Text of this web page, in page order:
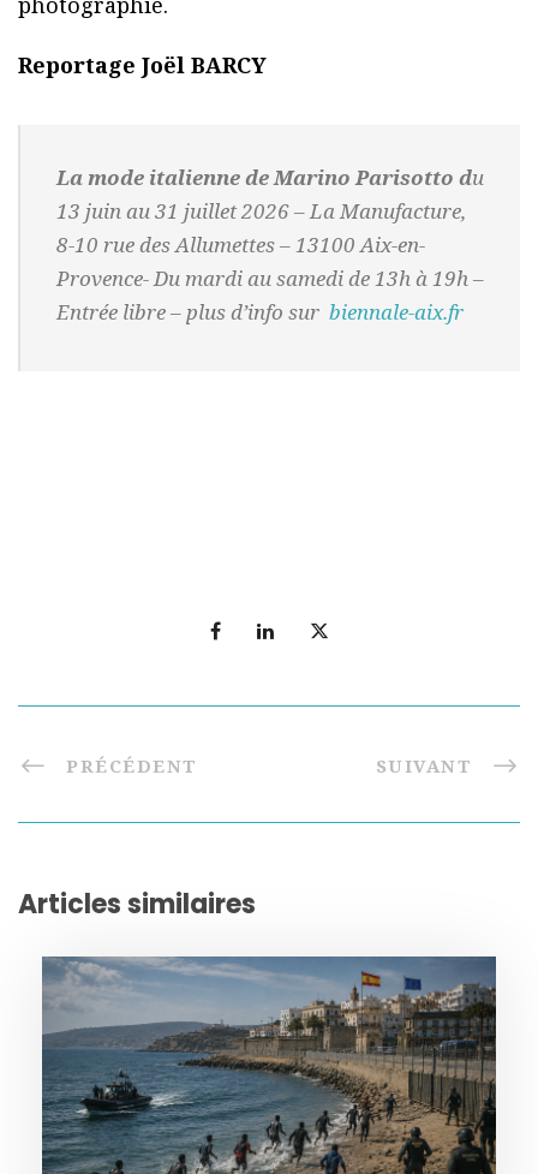
Reportage Joël BARCY
La mode italienne de Marino Parisotto du
13 juin au 31 juillet 2026 – La Manufacture,
8-10 rue des Allumettes – 13100 Aix-en-
Provence- Du mardi au samedi de 13h à 19h –
Entrée libre – plus d’info sur biennale-aix.fr
PRÉCÉDENT SUIVANT
Articles similaires